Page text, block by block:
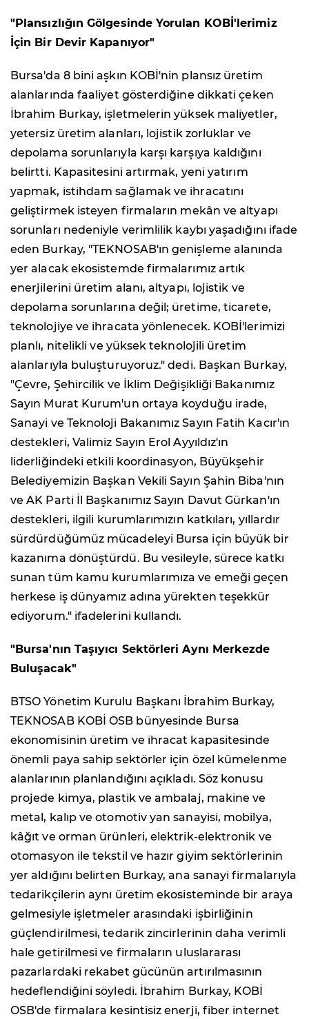
"Plansızlığın Gölgesinde Yorulan KOBİ'lerimiz
İçin Bir Devir Kapanıyor"
Bursa'da 8 bini aşkın KOBİ'nin plansız üretim
alanlarında faaliyet gösterdiğine dikkati çeken
İbrahim Burkay, işletmelerin yüksek maliyetler,
yetersiz üretim alanları, lojistik zorluklar ve
depolama sorunlarıyla karşı karşıya kaldığını
belirtti. Kapasitesini artırmak, yeni yatırım
yapmak, istihdam sağlamak ve ihracatını
geliştirmek isteyen firmaların mekân ve altyapı
sorunları nedeniyle verimlilik kaybı yaşadığını ifade
eden Burkay, "TEKNOSAB'ın genişleme alanında
yer alacak ekosistemde firmalarımız artık
enerjilerini üretim alanı, altyapı, lojistik ve
depolama sorunlarına değil; üretime, ticarete,
teknolojiye ve ihracata yönlenecek. KOBİ'lerimizi
planlı, nitelikli ve yüksek teknolojili üretim
alanlarıyla buluşturuyoruz." dedi. Başkan Burkay,
"Çevre, Şehircilik ve İklim Değişikliği Bakanımız
Sayın Murat Kurum'un ortaya koyduğu irade,
Sanayi ve Teknoloji Bakanımız Sayın Fatih Kacır'ın
destekleri, Valimiz Sayın Erol Ayyıldız'ın
liderliğindeki etkili koordinasyon, Büyükşehir
Belediyemizin Başkan Vekili Sayın Şahin Biba'nın
ve AK Parti İl Başkanımız Sayın Davut Gürkan'ın
destekleri, ilgili kurumlarımızın katkıları, yıllardır
sürdürdüğümüz mücadeleyi Bursa için büyük bir
kazanıma dönüştürdü. Bu vesileyle, sürece katkı
sunan tüm kamu kurumlarımıza ve emeği geçen
herkese iş dünyamız adına yürekten teşekkür
ediyorum." ifadelerini kullandı.
"Bursa'nın Taşıyıcı Sektörleri Aynı Merkezde
Buluşacak"
BTSO Yönetim Kurulu Başkanı İbrahim Burkay,
TEKNOSAB KOBİ OSB bünyesinde Bursa
ekonomisinin üretim ve ihracat kapasitesinde
önemli paya sahip sektörler için özel kümelenme
alanlarının planlandığını açıkladı. Söz konusu
projede kimya, plastik ve ambalaj, makine ve
metal, kalıp ve otomotiv yan sanayisi, mobilya,
kâğıt ve orman ürünleri, elektrik-elektronik ve
otomasyon ile tekstil ve hazır giyim sektörlerinin
yer aldığını belirten Burkay, ana sanayi firmalarıyla
tedarikçilerin aynı üretim ekosisteminde bir araya
gelmesiyle işletmeler arasındaki işbirliğinin
güçlendirilmesi, tedarik zincirlerinin daha verimli
hale getirilmesi ve firmaların uluslararası
pazarlardaki rekabet gücünün artırılmasının
hedeflendiğini söyledi. İbrahim Burkay, KOBİ
OSB'de firmalara kesintisiz enerji, fiber internet